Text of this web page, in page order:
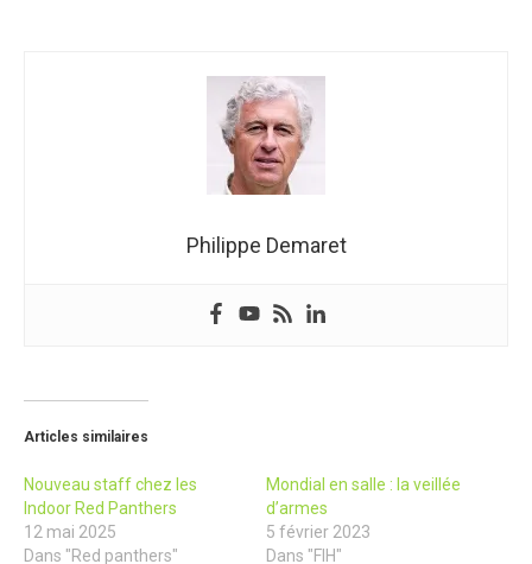
Philippe Demaret
Articles similaires
Nouveau staff chez les
Indoor Red Panthers
12 mai 2025
Dans "Red panthers"
Mondial en salle : la veillée
d’armes
5 février 2023
Dans "FIH"